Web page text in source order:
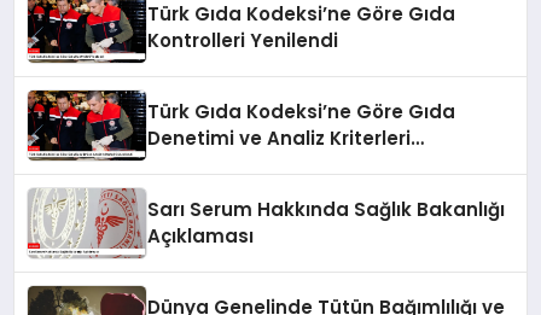
Türk Gıda Kodeksi’ne Göre Gıda
Kontrolleri Yenilendi
Türk Gıda Kodeksi’ne Göre Gıda
Denetimi ve Analiz Kriterleri
Sarı Serum Hakkında Sağlık Bakanlığı
Açıklaması
Dünya Genelinde Tütün Bağımlılığı ve